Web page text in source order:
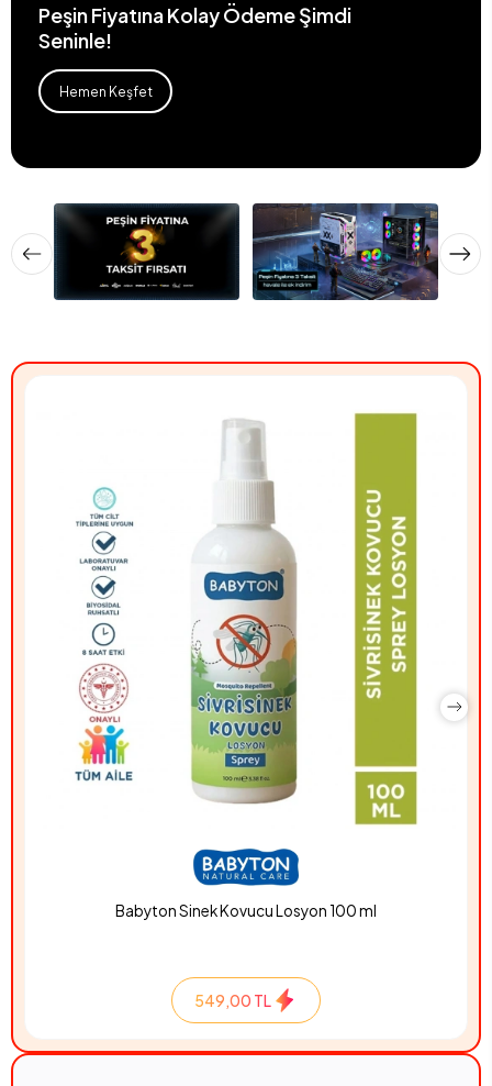
Peşin Fiyatına Kolay Ödeme Şimdi
Seninle!
Hemen Keşfet
Babyton Sinek Kovucu Losyon 100 ml
549,00 TL